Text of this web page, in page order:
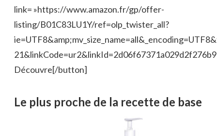
link= »https://www.amazon.fr/gp/offer-
listing/B01C83LU1Y/ref=olp_twister_all?
Découvre[/button]
Le plus proche de la recette de base